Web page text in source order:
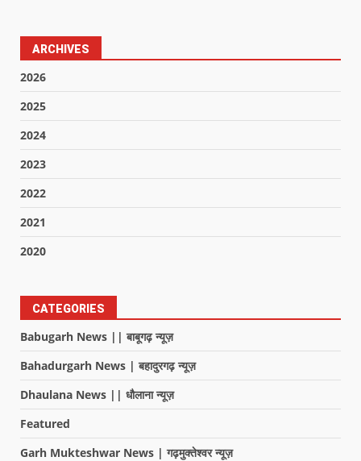
ARCHIVES
2026
2025
2024
2023
2022
2021
2020
CATEGORIES
Babugarh News || बाबूगढ़ न्यूज़
Bahadurgarh News | बहादुरगढ़ न्यूज़
Dhaulana News || धौलाना न्यूज़
Featured
Garh Mukteshwar News | गढ़मुक्तेश्वर न्यूज़